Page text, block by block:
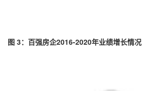
图 3：百强房企2016-2020年业绩增长情况